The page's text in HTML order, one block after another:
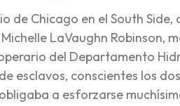
de Chicago en el South
LaVaughn Robinson,
del Departamento
esclavos, conscientes los
a esforzarse